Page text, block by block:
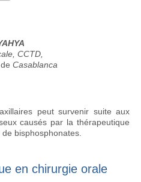
CCTD,
Casablanca
peut survenir suite aux
causés par la thérapeutique
bisphosphonates.
en chirurgie orale